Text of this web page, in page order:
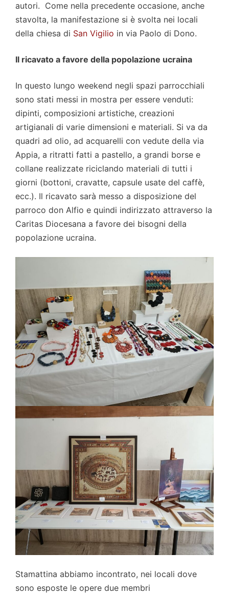
autori. Come nella precedente occasione, anche
stavolta, la manifestazione si è svolta nei locali
della chiesa di San Vigilio in via Paolo di Dono.
Il ricavato a favore della popolazione ucraina
In questo lungo weekend negli spazi parrocchiali
sono stati messi in mostra per essere venduti:
dipinti, composizioni artistiche, creazioni
artigianali di varie dimensioni e materiali. Si va da
quadri ad olio, ad acquarelli con vedute della via
Appia, a ritratti fatti a pastello, a grandi borse e
collane realizzate riciclando materiali di tutti i
giorni (bottoni, cravatte, capsule usate del caffè,
ecc.). Il ricavato sarà messo a disposizione del
parroco don Alfio e quindi indirizzato attraverso la
Caritas Diocesana a favore dei bisogni della
popolazione ucraina.
Stamattina abbiamo incontrato, nei locali dove
sono esposte le opere due membri